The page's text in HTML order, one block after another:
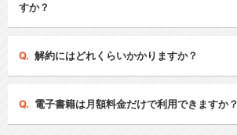
すか？
解約にはどれくらいかかりますか？
電子書籍は月額料金だけで利用できますか？